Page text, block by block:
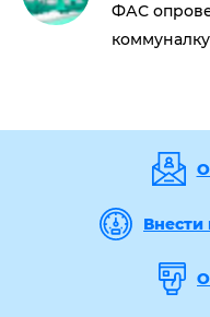
ФАС
Внести